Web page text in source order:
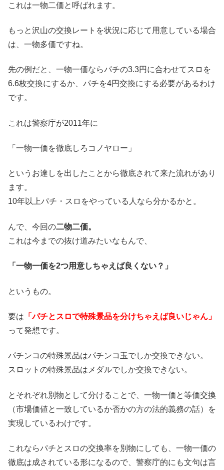
これは一物二価と呼ばれます。
もっと沢山の交換レートを状況に応じて用意している場合
は、一物多価ですね。
先の例だと、一物一価ならパチの3.3円に合わせてスロを
6.6枚交換にするか、パチを4円交換にする必要があるわけ
です。
これは警察庁が2011年に
「一物一価を徹底しろコノヤロー」
というお達しを出したことから徹底されて来た流れがあり
ます。
10年以上パチ・スロをやっている人なら分かるかと。
んで、今回の二物二価。
これは今までの抜け道みたいなもんで、
「一物一価を2つ用意しちゃえば良くない？」
というもの。
要は 「パチとスロで特殊景品を分けちゃえば良いじゃん」
って発想です。
パチンコの特殊景品はパチンコ玉でしか交換できない。
スロットの特殊景品はメダルでしか交換できない。
とそれぞれ別物として分けることで、一物一価と等価交換
（市場価値と一致しているか否かの方の法的義務の話）を
実現しているわけです。
これならパチとスロの交換率を別物にしても、一物一価の
徹底は成されている形になるので、警察庁的にも文句は言